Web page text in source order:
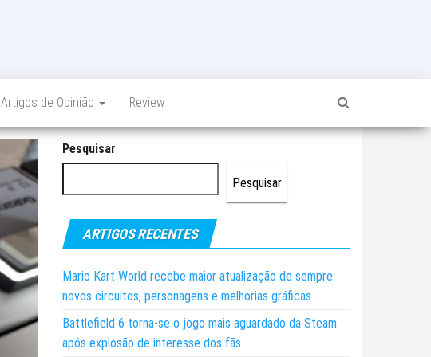
Artigos de Opinião Review
Pesquisar
Pesquisar
ARTIGOS RECENTES
Mario Kart World recebe maior atualização de sempre:
novos circuitos, personagens e melhorias gráficas
Battlefield 6 torna-se o jogo mais aguardado da Steam
após explosão de interesse dos fãs